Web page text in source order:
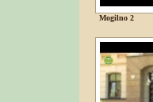
Mogilno 2